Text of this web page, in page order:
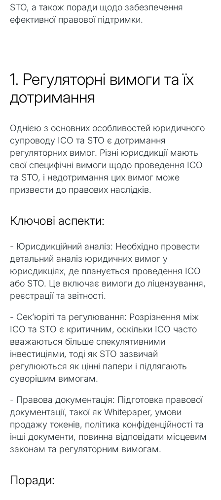
STO, а також поради щодо забезпечення
ефективної правової підтримки.
1. Регуляторні вимоги та їх
дотримання
Однією з основних особливостей юридичного
супроводу ICO та STO є дотримання
регуляторних вимог. Різні юрисдикції мають
свої специфічні вимоги щодо проведення ICO
та STO, і недотримання цих вимог може
призвести до правових наслідків.
Ключові аспекти:
- Юрисдикційний аналіз: Необхідно провести
детальний аналіз юридичних вимог у
юрисдикціях, де планується проведення ICO
або STO. Це включає вимоги до ліцензування,
реєстрації та звітності.
- Сек’юріті та регулювання: Розрізнення між
ICO та STO є критичним, оскільки ICO часто
вважаються більше спекулятивними
інвестиціями, тоді як STO зазвичай
регулюються як цінні папери і підлягають
суворішим вимогам.
- Правова документація: Підготовка правової
документації, такої як Whitepaper, умови
продажу токенів, політика конфіденційності та
інші документи, повинна відповідати місцевим
законам та регуляторним вимогам.
Поради: